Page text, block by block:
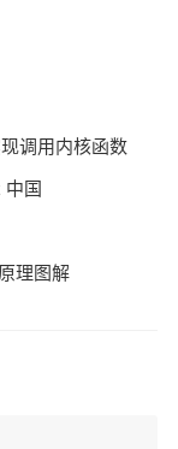
调用内核函数
中国
理图解